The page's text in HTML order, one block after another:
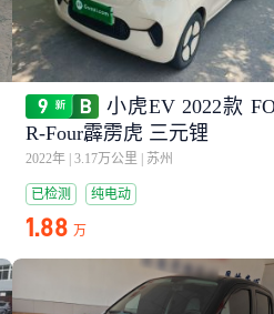
小虎EV 2022款
R-Four霹雳虎 三元锂
2022年 3.17万公里 苏州
已检测 纯电动
1.88 万